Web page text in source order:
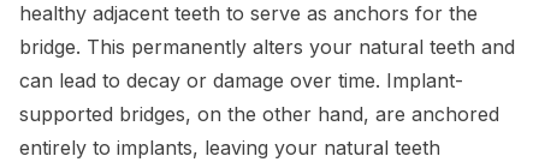
healthy adjacent teeth to serve as anchors for the
bridge. This permanently alters your natural teeth and
can lead to decay or damage over time. Implant-
supported bridges, on the other hand, are anchored
entirely to implants, leaving your natural teeth